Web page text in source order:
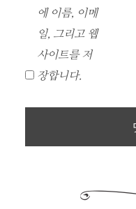
에 이름, 이메
일, 그리고 웹
사이트를 저
장합니다.